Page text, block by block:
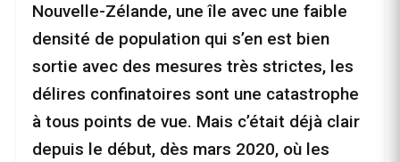
Nouvelle-Zélande, une île avec une faible
densité de population qui s’en est bien
sortie avec des mesures très strictes, les
délires confinatoires sont une catastrophe
à tous points de vue. Mais c’était déjà clair
depuis le début, dès mars 2020, où les